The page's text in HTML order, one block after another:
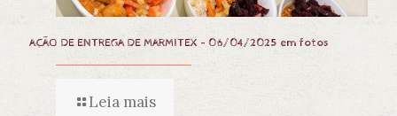
AÇÃO DE ENTREGA DE MARMITEX – 06/04/2025 em fotos
Leia mais